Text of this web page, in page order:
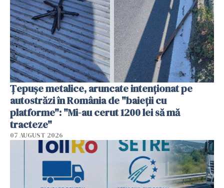
Țepușe metalice, aruncate intenționat pe
autostrăzi în România de "baieții cu
platforme": "Mi-au cerut 1200 lei să mă
tracteze"
07 AUGUST 2026